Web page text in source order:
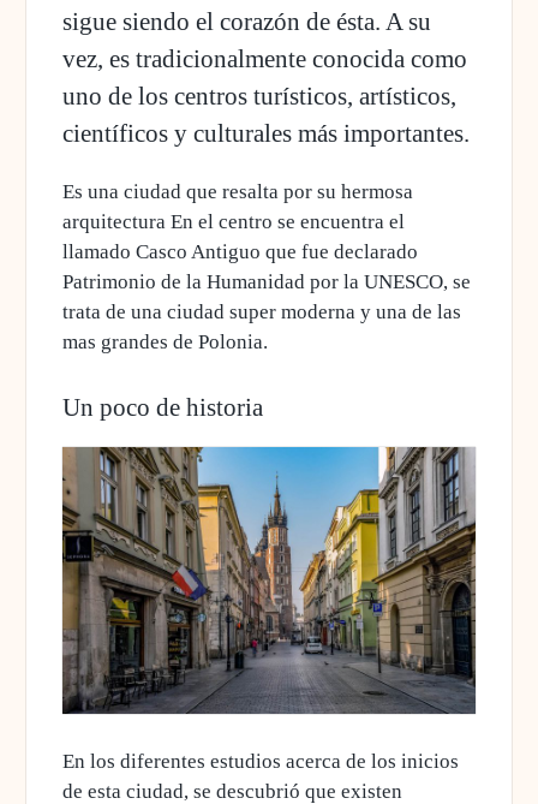
sigue siendo el corazón de ésta. A su
vez, es tradicionalmente conocida como
uno de los centros turísticos, artísticos,
científicos y culturales más importantes.
Es una ciudad que resalta por su hermosa
arquitectura En el centro se encuentra el
llamado Casco Antiguo que fue declarado
Patrimonio de la Humanidad por la UNESCO, se
trata de una ciudad super moderna y una de las
mas grandes de Polonia.
Un poco de historia
En los diferentes estudios acerca de los inicios
de esta ciudad, se descubrió queexisten